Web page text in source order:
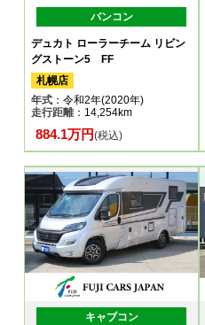
バンコン
デュカト ローラーチーム リビン
グストーン5 FF
札幌店
年式 ：令和2年(2020年)
走行距離：14,254km
884.1万円(税込)
キャブコン